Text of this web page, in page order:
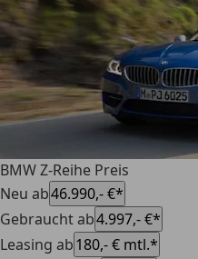
BMW Z-Reihe Preis
Neu ab46.990,- €*
Gebraucht ab4.997,- €*
Leasing ab180,- € mtl.*